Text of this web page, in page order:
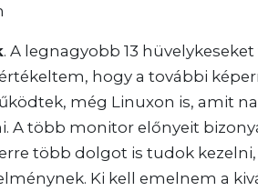
. A legnagyobb 13
hogy a további
még Linuxon is, amit
A több monitor előnyeit
több dolgot is tudok
Ki kell emelnem a